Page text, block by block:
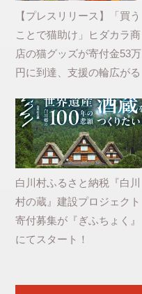
【プレスリリース】「買う
ことで猫助け」ヒダカラ商
店の猫グッズが寄付金53万
円に到達、支援の輪広がる
白川村ふるさと納税『白川
村の蔵』建設プロジェクト
寄付募集が『ぎふちょく』
にてスタート！